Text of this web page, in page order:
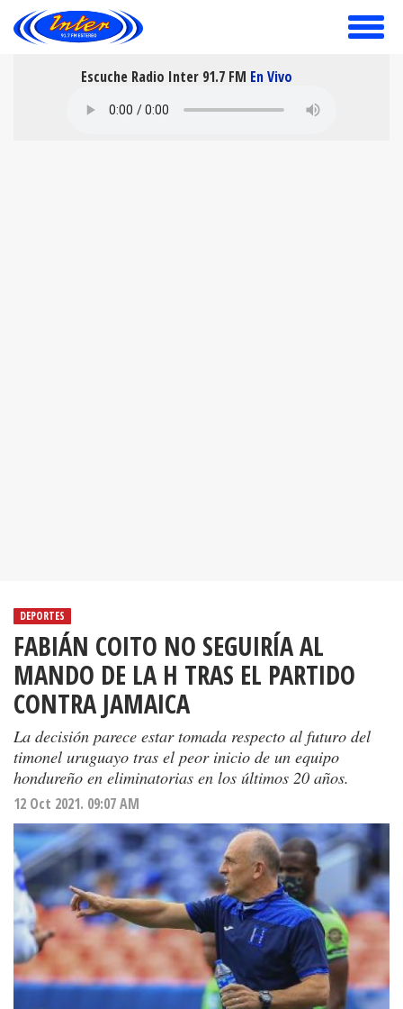
toggle
Escuche Radio Inter 91.7 FM En Vivo
DEPORTES
FABIÁN COITO NO SEGUIRÍA AL
MANDO DE LA H TRAS EL PARTIDO
CONTRA JAMAICA
La decisión parece estar tomada respecto al futuro del
timonel uruguayo tras el peor inicio de un equipo
hondureño en eliminatorias en los últimos 20 años.
12 Oct 2021. 09:07 AM